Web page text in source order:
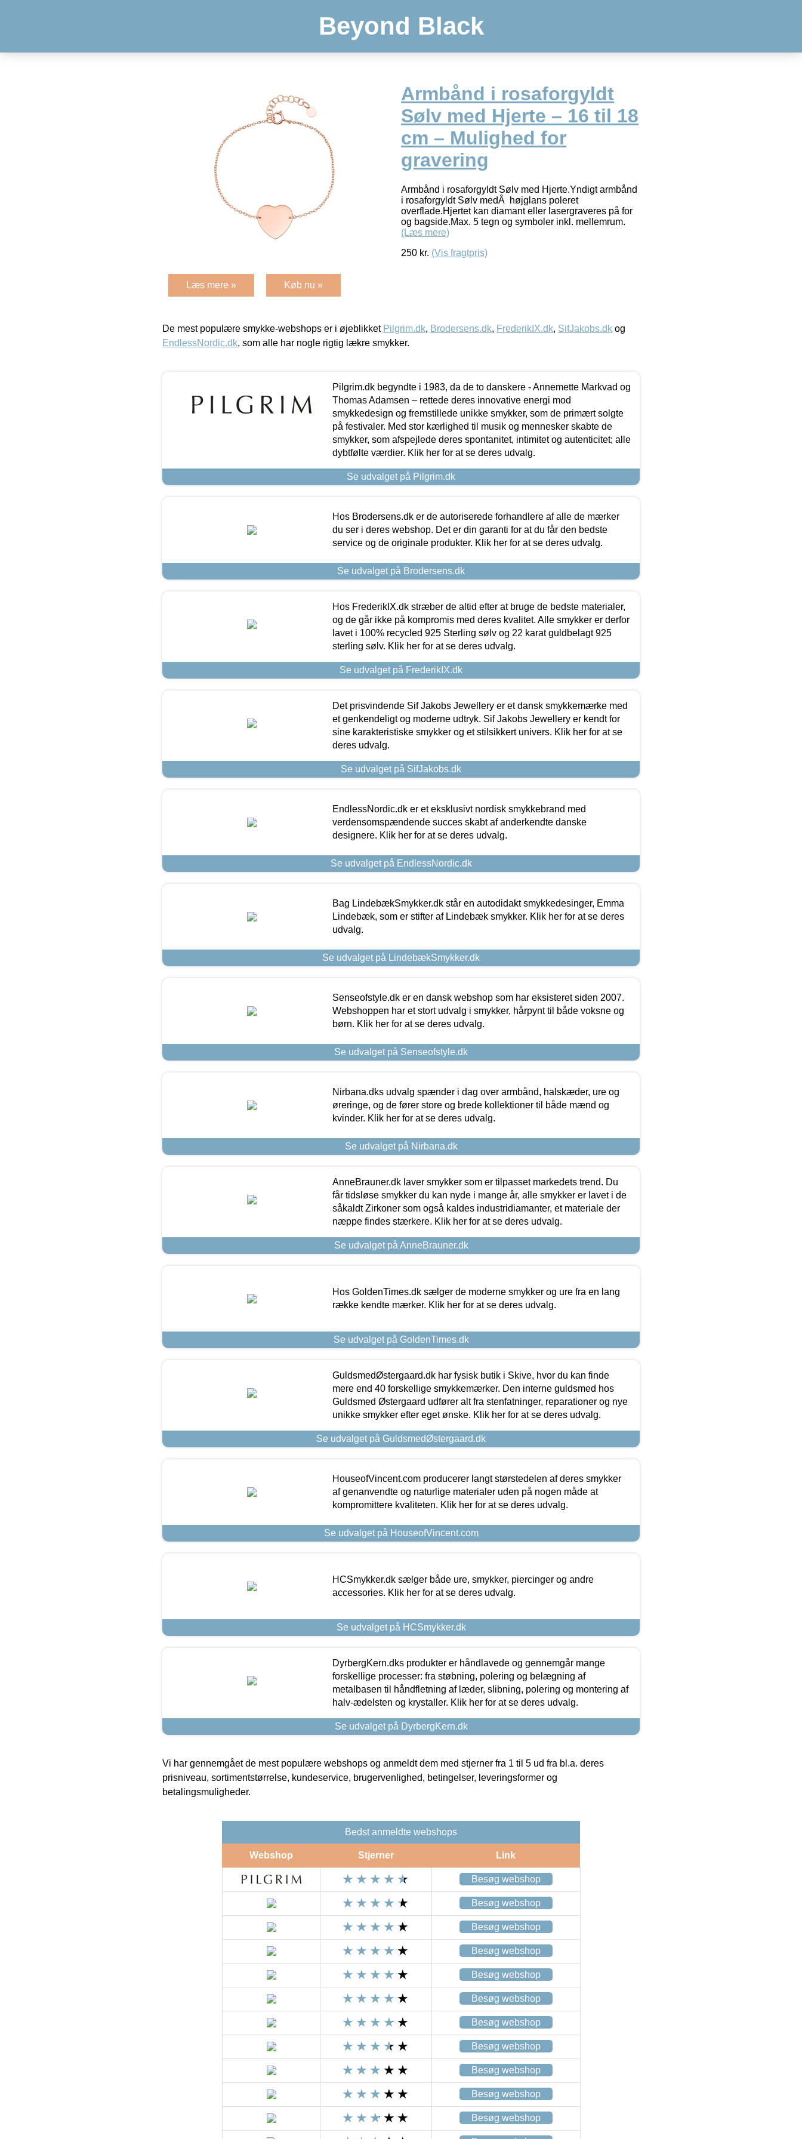
Beyond Black
Armbånd i rosaforgyldt
Sølv med Hjerte – 16 til 18
cm – Mulighed for
gravering
Armbånd i rosaforgyldt Sølv med Hjerte.Yndigt armbånd
i rosaforgyldt Sølv medÂ højglans poleret
overflade.Hjertet kan diamant eller lasergraveres på for
og bagside.Max. 5 tegn og symboler inkl. mellemrum.
(Læs mere)
250 kr. (Vis fragtpris)
Læs mere » Køb nu »
De mest populære smykke-webshops er i øjeblikket Pilgrim.dk, Brodersens.dk, FrederikIX.dk, SifJakobs.dk og
EndlessNordic.dk, som alle har nogle rigtig lækre smykker.
Pilgrim.dk begyndte i 1983, da de to danskere - Annemette Markvad og
Thomas Adamsen – rettede deres innovative energi mod
smykkedesign og fremstillede unikke smykker, som de primært solgte
på festivaler. Med stor kærlighed til musik og mennesker skabte de
smykker, som afspejlede deres spontanitet, intimitet og autenticitet; alle
dybtfølte værdier. Klik her for at se deres udvalg.
Se udvalget på Pilgrim.dk
Hos Brodersens.dk er de autoriserede forhandlere af alle de mærker
du ser i deres webshop. Det er din garanti for at du får den bedste
service og de originale produkter. Klik her for at se deres udvalg.
Se udvalget på Brodersens.dk
Hos FrederikIX.dk stræber de altid efter at bruge de bedste materialer,
og de går ikke på kompromis med deres kvalitet. Alle smykker er derfor
lavet i 100% recycled 925 Sterling sølv og 22 karat guldbelagt 925
sterling sølv. Klik her for at se deres udvalg.
Se udvalget på FrederikIX.dk
Det prisvindende Sif Jakobs Jewellery er et dansk smykkemærke med
et genkendeligt og moderne udtryk. Sif Jakobs Jewellery er kendt for
sine karakteristiske smykker og et stilsikkert univers. Klik her for at se
deres udvalg.
Se udvalget på SifJakobs.dk
EndlessNordic.dk er et eksklusivt nordisk smykkebrand med
verdensomspændende succes skabt af anderkendte danske
designere. Klik her for at se deres udvalg.
Se udvalget på EndlessNordic.dk
Bag LindebækSmykker.dk står en autodidakt smykkedesinger, Emma
Lindebæk, som er stifter af Lindebæk smykker. Klik her for at se deres
udvalg.
Se udvalget på LindebækSmykker.dk
Senseofstyle.dk er en dansk webshop som har eksisteret siden 2007.
Webshoppen har et stort udvalg i smykker, hårpynt til både voksne og
børn. Klik her for at se deres udvalg.
Se udvalget på Senseofstyle.dk
Nirbana.dks udvalg spænder i dag over armbånd, halskæder, ure og
øreringe, og de fører store og brede kollektioner til både mænd og
kvinder. Klik her for at se deres udvalg.
Se udvalget på Nirbana.dk
AnneBrauner.dk laver smykker som er tilpasset markedets trend. Du
får tidsløse smykker du kan nyde i mange år, alle smykker er lavet i de
såkaldt Zirkoner som også kaldes industridiamanter, et materiale der
næppe findes stærkere. Klik her for at se deres udvalg.
Se udvalget på AnneBrauner.dk
Hos GoldenTimes.dk sælger de moderne smykker og ure fra en lang
række kendte mærker. Klik her for at se deres udvalg.
Se udvalget på GoldenTimes.dk
GuldsmedØstergaard.dk har fysisk butik i Skive, hvor du kan finde
mere end 40 forskellige smykkemærker. Den interne guldsmed hos
Guldsmed Østergaard udfører alt fra stenfatninger, reparationer og nye
unikke smykker efter eget ønske. Klik her for at se deres udvalg.
Se udvalget på GuldsmedØstergaard.dk
HouseofVincent.com producerer langt størstedelen af deres smykker
af genanvendte og naturlige materialer uden på nogen måde at
kompromittere kvaliteten. Klik her for at se deres udvalg.
Se udvalget på HouseofVincent.com
HCSmykker.dk sælger både ure, smykker, piercinger og andre
accessories. Klik her for at se deres udvalg.
Se udvalget på HCSmykker.dk
DyrbergKern.dks produkter er håndlavede og gennemgår mange
forskellige processer: fra støbning, polering og belægning af
metalbasen til håndfletning af læder, slibning, polering og montering af
halv-ædelsten og krystaller. Klik her for at se deres udvalg.
Se udvalget på DyrbergKern.dk
Vi har gennemgået de mest populære webshops og anmeldt dem med stjerner fra 1 til 5 ud fra bl.a. deres
prisniveau, sortimentstørrelse, kundeservice, brugervenlighed, betingelser, leveringsformer og
betalingsmuligheder.
Bedst anmeldte webshops
Webshop Stjerner Link
Besøg webshop
Besøg webshop
Besøg webshop
Besøg webshop
Besøg webshop
Besøg webshop
Besøg webshop
Besøg webshop
Besøg webshop
Besøg webshop
Besøg webshop